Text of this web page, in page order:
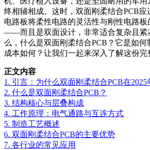
终相辅相成。这时，双面刚柔结合PCB应
电路板将柔性电路的灵活性与刚性电路
——而且是双面设计，非常适合复杂且紧
么，什么是双面刚柔结合PCB？它是如何
成本如何？让我们一起来深入了解这份完
正文内容
1. 引言：为什么双面刚柔结合PCB在
2. 什么是双面刚柔结合PCB？
3. 结构核心与层叠构成
4. 工作原理：电气通路与互连方式
5. 制造工艺概述
6. 双面刚柔结合PCB的主要优势
7. 各行业的常见应用